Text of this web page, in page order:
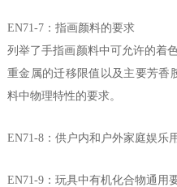
EN71-7：指画颜料的要求
列举了手指画颜料中可允许的着
重金属的迁移限值以及主要芳香
料中物理特性的要求。
EN71-8：供户内和户外家庭娱乐
EN71-9：玩具中有机化合物通用